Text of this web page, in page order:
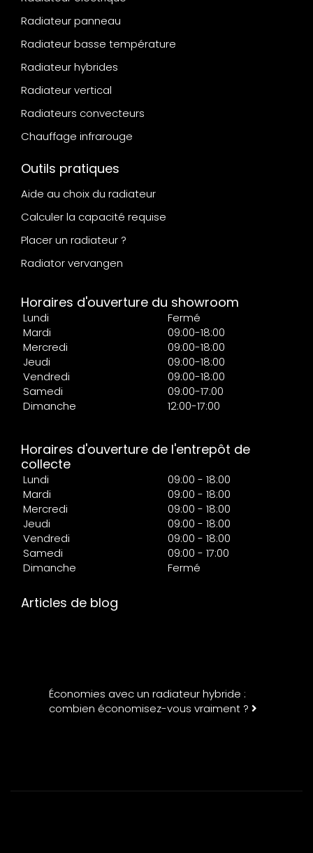
Radiateur panneau
Radiateur basse température
Radiateur hybrides
Radiateur vertical
Radiateurs convecteurs
Chauffage infrarouge
Outils pratiques
Aide au choix du radiateur
Calculer la capacité requise
Placer un radiateur ?
Radiator vervangen
Horaires d'ouverture du showroom
Lundi
Fermé
Mardi
09:00-18:00
Mercredi
09:00-18:00
Jeudi
09:00-18:00
Vendredi
09:00-18:00
Samedi
09:00-17:00
Dimanche
12:00-17:00
Horaires d'ouverture de l'entrepôt de
collecte
Lundi
09:00 - 18:00
Mardi
09:00 - 18:00
Mercredi
09:00 - 18:00
Jeudi
09:00 - 18:00
Vendredi
09:00 - 18:00
Samedi
09:00 - 17:00
Dimanche
Fermé
Articles de blog
Économies avec un radiateur hybride :
combien économisez-vous vraiment ?